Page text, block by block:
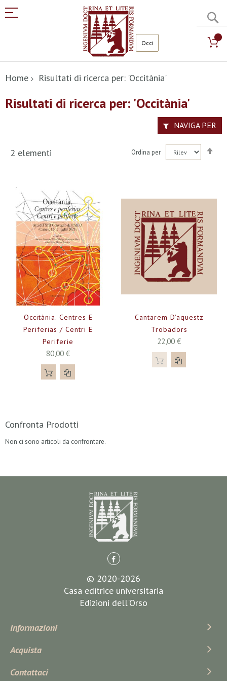
al
contenuto
Home Risultati di ricerca per: 'Occitània'
Risultati di ricerca per: 'Occitània'
2 elementi Ordina per
Occitània. Centres E
Periferias / Centri E
Periferie
80,00 €
Cantarem D’aquestz
Trobadors
22,00 €
NAVIGA PER
Confronta Prodotti
Non ci sono articoli da confrontare.
© 2020-2026
Casa editrice universitaria
Edizioni dell'Orso
Informazioni
Acquista
Contattaci